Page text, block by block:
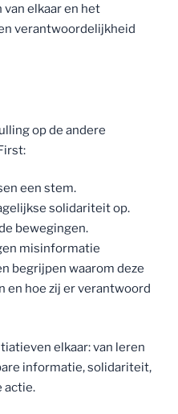
elkaar en het
verantwoordelijkheid
op de andere
een stem.
solidariteit op.
bewegingen.
misinformatie
begrijpen waarom deze
en hoe zij er verantwoord
elkaar: van leren
informatie, solidariteit,
actie.